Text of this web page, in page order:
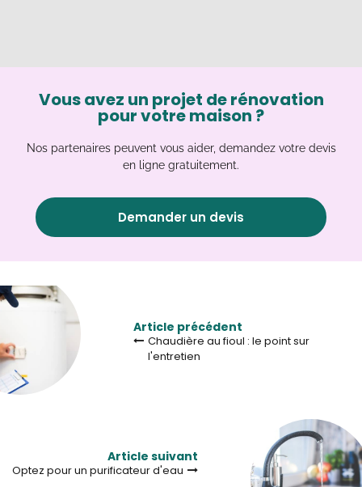
Vous avez un projet de rénovation
pour votre maison ?
Nos partenaires peuvent vous aider, demandez votre devis
en ligne gratuitement.
Demander un devis
Article précédent
Chaudière au fioul : le point sur
l'entretien
Article suivant
Optez pour un purificateur d'eau